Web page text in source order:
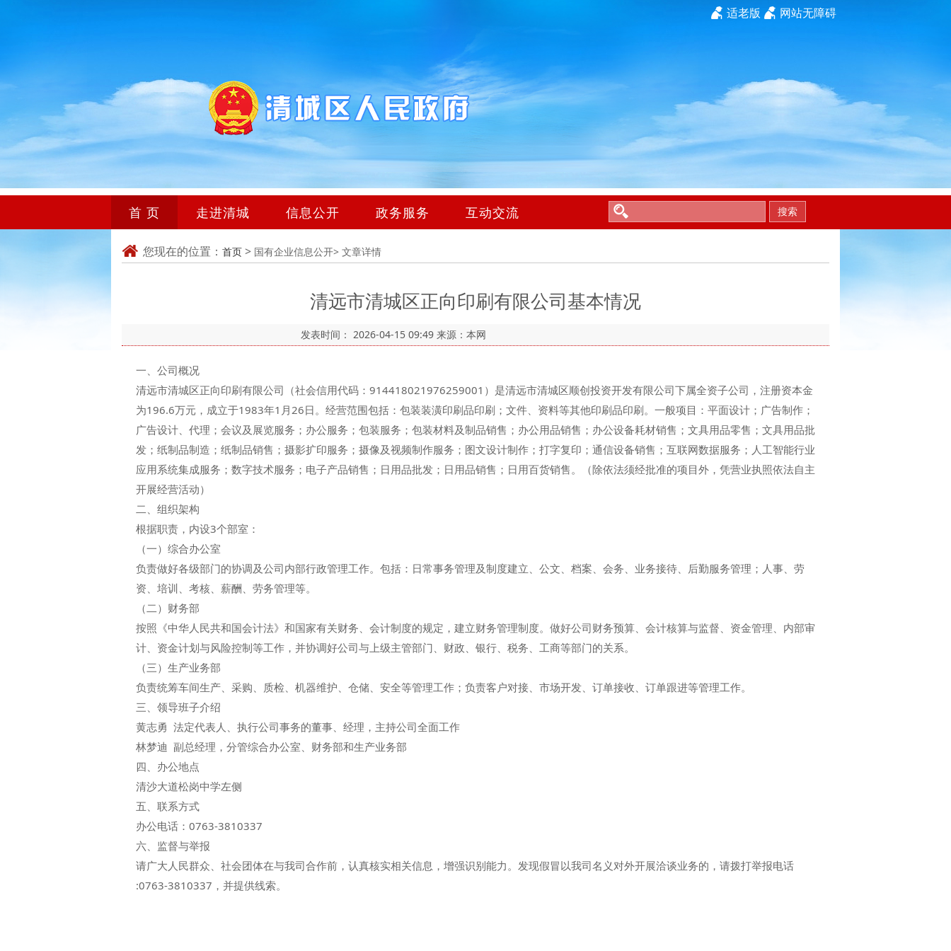
网站无障碍
适老版
首 页 走进清城 信息公开 政务服务 互动交流 搜索
您现在的位置： 首页 > 国有企业信息公开> 文章详情
清远市清城区正向印刷有限公司基本情况
发表时间： 2026-04-15 09:49 来源：本网
一、公司概况
清远市清城区正向印刷有限公司（社会信用代码：914418021976259001）是清远市清城区顺创投资开发有限公司下属全资子公司，注册资本金
为196.6万元，成立于1983年1月26日。经营范围包括：包装装潢印刷品印刷；文件、资料等其他印刷品印刷。一般项目：平面设计；广告制作；
广告设计、代理；会议及展览服务；办公服务；包装服务；包装材料及制品销售；办公用品销售；办公设备耗材销售；文具用品零售；文具用品批
发；纸制品制造；纸制品销售；摄影扩印服务；摄像及视频制作服务；图文设计制作；打字复印；通信设备销售；互联网数据服务；人工智能行业
应用系统集成服务；数字技术服务；电子产品销售；日用品批发；日用品销售；日用百货销售。（除依法须经批准的项目外，凭营业执照依法自主
开展经营活动）
二、组织架构
根据职责，内设3个部室：
（一）综合办公室
负责做好各级部门的协调及公司内部行政管理工作。包括：日常事务管理及制度建立、公文、档案、会务、业务接待、后勤服务管理；人事、劳
资、培训、考核、薪酬、劳务管理等。
（二）财务部
按照《中华人民共和国会计法》和国家有关财务、会计制度的规定，建立财务管理制度。做好公司财务预算、会计核算与监督、资金管理、内部审
计、资金计划与风险控制等工作，并协调好公司与上级主管部门、财政、银行、税务、工商等部门的关系。
（三）生产业务部
负责统筹车间生产、采购、质检、机器维护、仓储、安全等管理工作；负责客户对接、市场开发、订单接收、订单跟进等管理工作。
三、领导班子介绍
黄志勇 法定代表人、执行公司事务的董事、经理，主持公司全面工作
林梦迪 副总经理，分管综合办公室、财务部和生产业务部
四、办公地点
清沙大道松岗中学左侧
五、联系方式
办公电话：0763-3810337
六、监督与举报
请广大人民群众、社会团体在与我司合作前，认真核实相关信息，增强识别能力。发现假冒以我司名义对外开展洽谈业务的，请拨打举报电话
:0763-3810337，并提供线索。